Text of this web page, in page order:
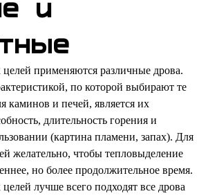
и
применяются различные дрова.
по которой выбирают те
каминов и печей, является их
длительность горения и
(картина пламени, запах). Для
желательно, чтобы тепловыделение
но более продолжительное время.
лучше всего подходят все дрова